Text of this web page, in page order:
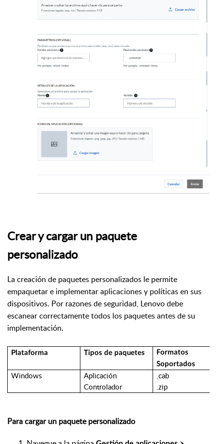
Crear y cargar un paquete
personalizado
La creación de paquetes personalizados le permite
empaquetar e implementar aplicaciones y políticas en sus
dispositivos. Por razones de seguridad, Lenovo debe
escanear correctamente todos los paquetes antes de su
implementación.
Plataforma Tipos de paquetes
Formatos
Soportados
Windows
Aplicación
Controlador
.cab
.zip
Para cargar un paquete personalizado